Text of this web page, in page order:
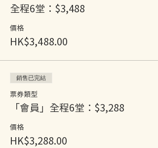
全程6堂：$3,488
價格
HK$3,488.00
銷售已完結
票券類型
「會員」全程6堂：$3,288
價格
HK$3,288.00